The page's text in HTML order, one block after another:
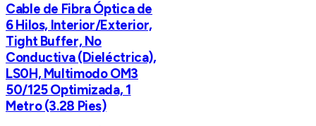
Cable de Fibra Óptica de
6 Hilos, Interior/Exterior,
Tight Buffer, No
Conductiva (Dieléctrica),
LS0H, Multimodo OM3
50/125 Optimizada, 1
Metro (3.28 Pies)